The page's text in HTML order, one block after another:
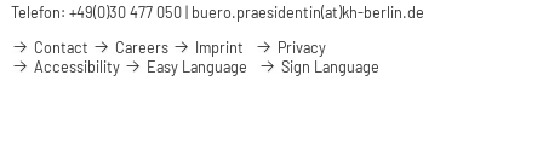
Telefon: +49(0)30 477 050 | buero.praesidentin(at)kh-berlin.de
Contact
Careers Imprint
Privacy
Accessibility
Easy Language Sign Language